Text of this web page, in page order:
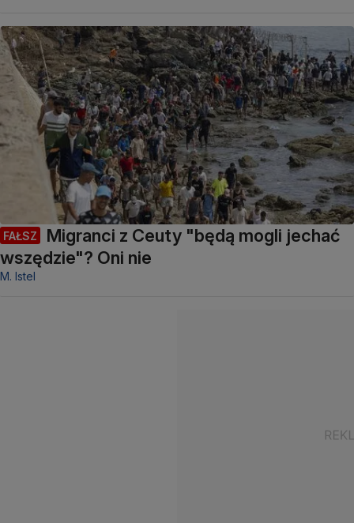
FAŁSZ
Migranci z Ceuty "będą mogli jechać
wszędzie"? Oni nie
M. Istel